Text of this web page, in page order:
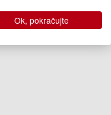
Ok, pokračujte